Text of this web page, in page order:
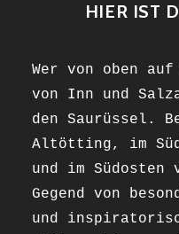
HIER IST
Wer von oben auf
von Inn und
den Saurüssel.
Altötting, im
und im Südosten
Gegend von
und